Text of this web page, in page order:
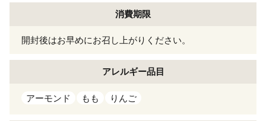
消費期限
開封後はお早めにお召し上がりください。
アレルギー品目
アーモンド もも りんご